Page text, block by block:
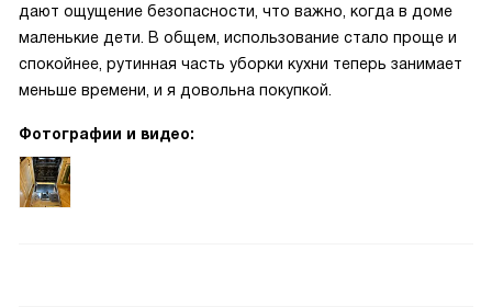
дают ощущение безопасности, что важно, когда в доме
маленькие дети. В общем, использование стало проще и
спокойнее, рутинная часть уборки кухни теперь занимает
меньше времени, и я довольна покупкой.
Фотографии и видео: